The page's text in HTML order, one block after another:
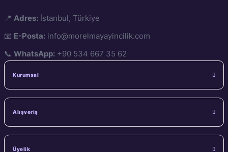
📍 Adres: İstanbul, Türkiye
📧 E-Posta: info@morelmayayincilik.com
📞 WhatsApp: +90 534 667 35 62
Kurumsal
Alışveriş
Üyelik